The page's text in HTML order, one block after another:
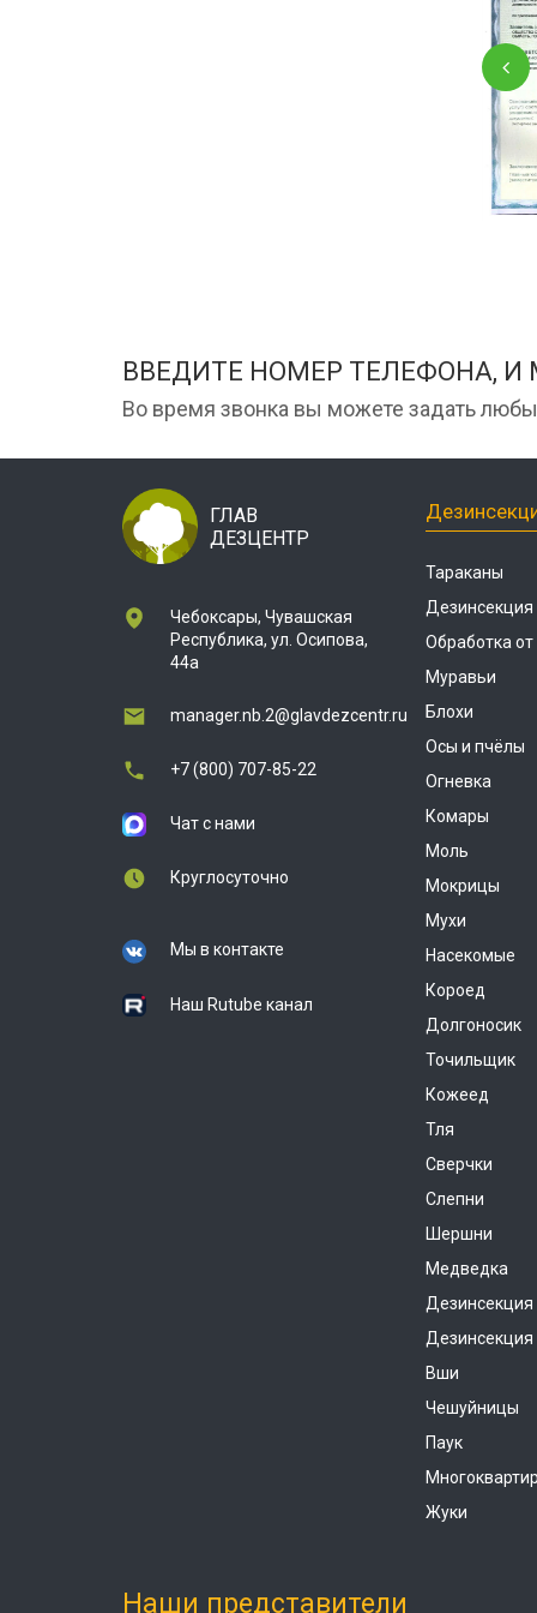
ВВЕДИТЕ НОМЕР ТЕЛЕФОНА,
Во время звонка вы можете задать
ГЛАВ
ДЕЗЦЕНТР
Чебоксары, Чувашская
Республика, ул. Осипова,
44а
manager.nb.2@glavdezcentr.ru
+7 (800) 707-85-22
Чат с нами
Круглосуточно
Мы в контакте
Наш Rutube канал
Тараканы
Дезинсекция
Обработка
Муравьи
Блохи
Осы и пчёлы
Огневка
Комары
Моль
Мокрицы
Мухи
Насекомые
Короед
Долгоносик
Точильщик
Кожеед
Тля
Сверчки
Слепни
Шершни
Медведка
Дезинсекция
Вши
Чешуйницы
Паук
Жуки
Наши представители